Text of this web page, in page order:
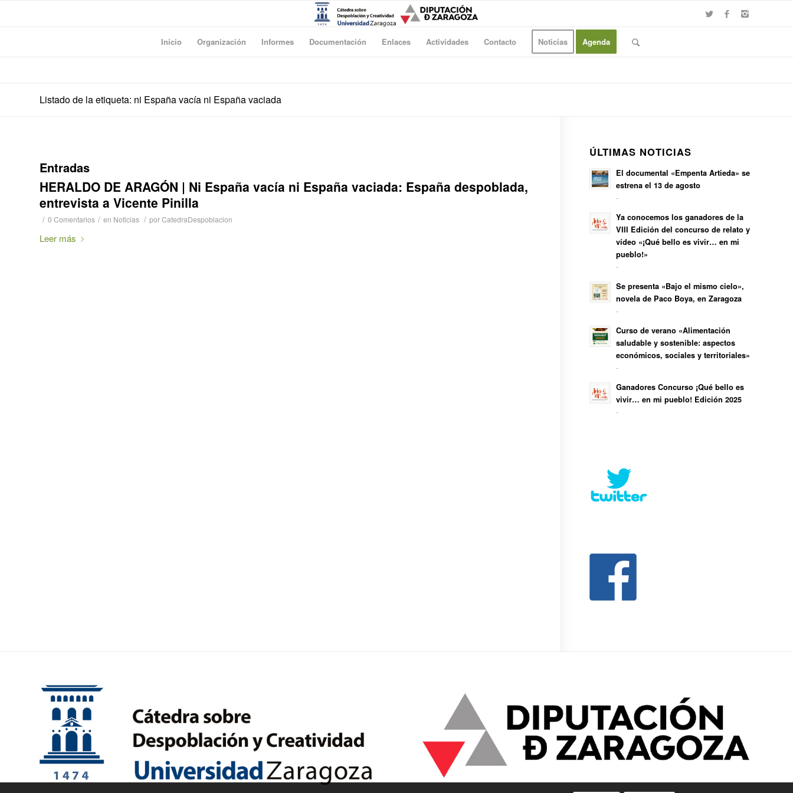
Inicio Organización Informes Documentación Enlaces Actividades Contacto Noticias Agenda
Listado de la etiqueta: ni España vacía ni España vaciada
Entradas
HERALDO DE ARAGÓN | Ni España vacía ni España vaciada: España despoblada,
entrevista a Vicente Pinilla
/ 0 Comentarios / en Noticias / porCatedraDespoblacion
Leer más
ÚLTIMAS NOTICIAS
El documental «Empenta Artieda» se
estrena el 13 de agosto
-
Ya conocemos los ganadores de la
VIII Edición del concurso de relato y
vídeo «¡Qué bello es vivir… en mi
pueblo!»
-
Se presenta «Bajo el mismo cielo»,
novela de Paco Boya, en Zaragoza
-
Curso de verano «Alimentación
saludable y sostenible: aspectos
económicos, sociales y territoriales»
-
Ganadores Concurso ¡Qué bello es
vivir… en mi pueblo! Edición 2025
-